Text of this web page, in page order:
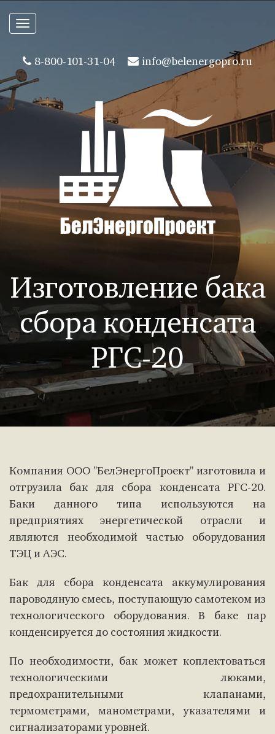
Toggle
8-800-101-31-04 info@belenergopro.ru
Изготовление бака
сбора конденсата
РГС-20
Компания ООО "БелЭнергоПроект" изготовила и
отгрузила бак для сбора конденсата РГС-20.
Баки данного типа используются на
предприятиях энергетической отрасли и
являются необходимой частью оборудования
ТЭЦ и АЭС.
Бак для сбора конденсата аккумулирования
пароводяную смесь, поступающую самотеком из
технологического оборудования. В баке пар
конденсируется до состояния жидкости.
По необходимости, бак может коплектоваться
технологическими люками,
предохранительными клапанами,
термометрами, манометрами, указателями и
сигнализаторами уровней.